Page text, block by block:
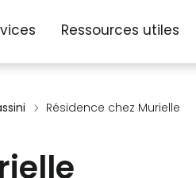
Ressources utiles
Résidence chez Murielle